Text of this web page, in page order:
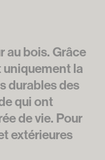
au bois. Grâce
la
durables des
qui ont
de vie. Pour
extérieures